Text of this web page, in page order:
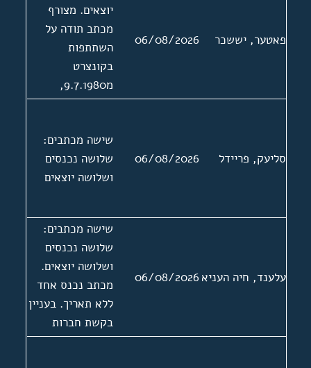
פאטער, יששכר 06/08/2026
יוצאים. מצורף
מכתב תודה על
השתתפות
בקונצרט
מ9.7.1980,
החתום בשמו של
לא ידוע בשם "די
געזעלשאפט פאר
יידישער מוזיק
יידישער
שרייבערס און
זשורנאליסטן אין
ישראל".
סליעק, פריידל 06/08/2026
שישה מכתבים:
שלושה נכנסים
ושלושה יוצאים
עלענד, חיה העניא 06/08/2026
שישה מכתבים:
שלושה נכנסים
ושלושה יוצאים.
מכתב נכנס אחד
ללא תאריך. בעניין
בקשת חברות
באגודה. מצורפות